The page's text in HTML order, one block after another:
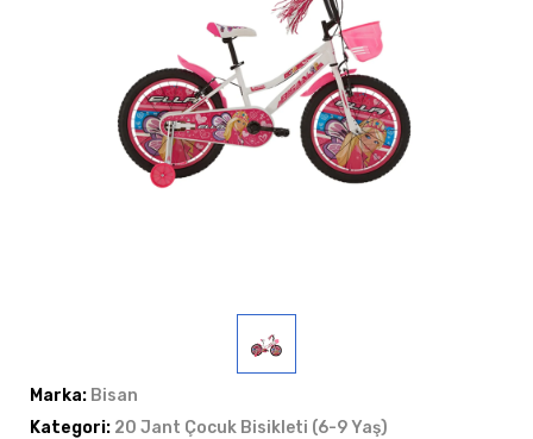
Marka: Bisan
Kategori: 20 Jant Çocuk Bisikleti (6-9 Yaş)